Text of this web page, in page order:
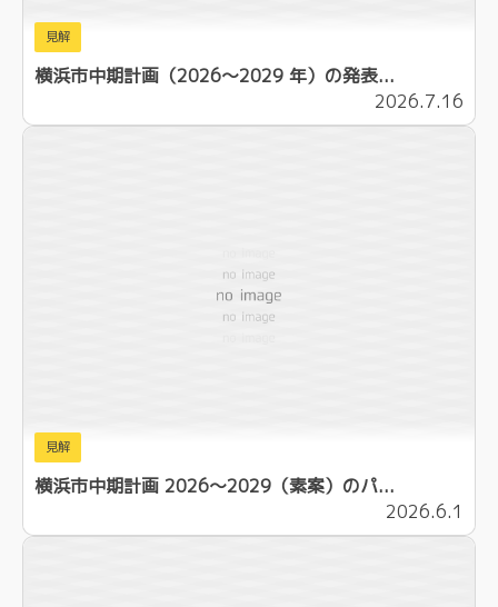
見解
横浜市中期計画（2026～2029 年）の発表...
2026.7.16
見解
横浜市中期計画 2026～2029（素案）のパ...
2026.6.1